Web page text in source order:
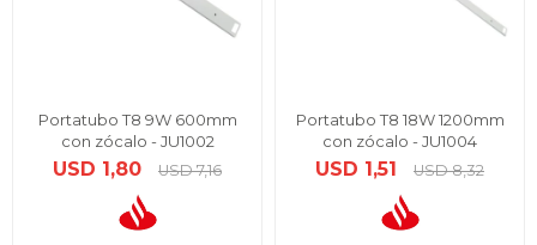
Portatubo T8 9W 600mm
con zócalo - JU1002
USD 1,80 USD 7,16
Portatubo T8 18W 1200mm
con zócalo - JU1004
USD 1,51 USD 8,32